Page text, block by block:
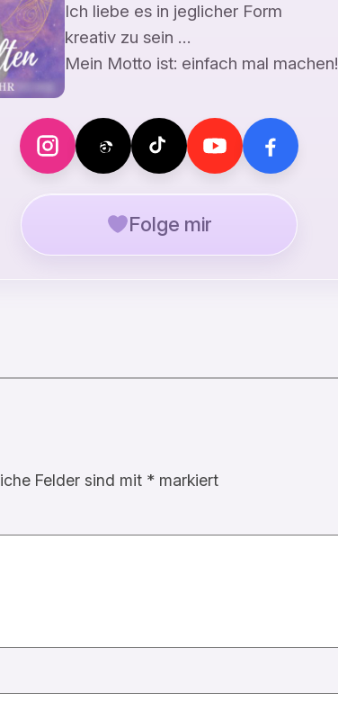
Ich liebe es in jeglicher Form
kreativ zu sein …
Mein Motto ist: einfach mal machen!
Folge mir
Felder sind mit * markiert